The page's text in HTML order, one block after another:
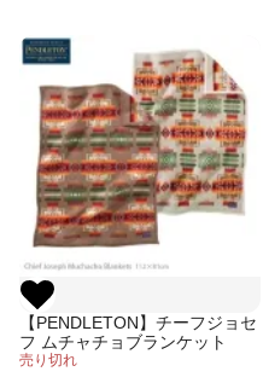
【PENDLETON】チーフジョセ
フ ムチャチョブランケット
売り切れ